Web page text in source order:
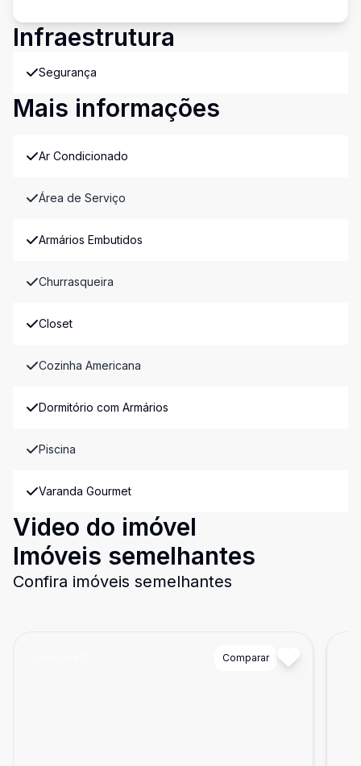
Infraestrutura
Segurança
Mais informações
Ar Condicionado
Área de Serviço
Armários Embutidos
Churrasqueira
Closet
Cozinha Americana
Dormitório com Armários
Piscina
Varanda Gourmet
Video do imóvel
Imóveis semelhantes
Confira imóveis semelhantes
Comparar